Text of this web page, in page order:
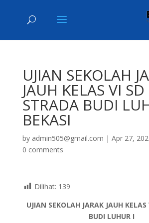
UJIAN SEKOLAH
JAUH KELAS VI SD
STRADA BUDI
BEKASI
by admin505@gmail.com | Apr 27,
0 comments
Dilihat: 139
UJIAN SEKOLAH JARAK JAUH
BUDI LUHUR I